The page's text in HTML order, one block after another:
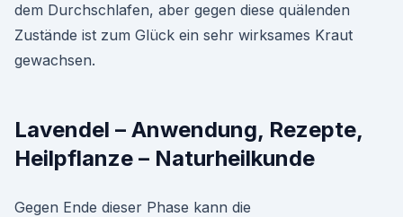
dem Durchschlafen, aber gegen diese quälenden
Zustände ist zum Glück ein sehr wirksames Kraut
gewachsen.
Lavendel – Anwendung, Rezepte,
Heilpflanze – Naturheilkunde
Gegen Ende dieser Phase kann die